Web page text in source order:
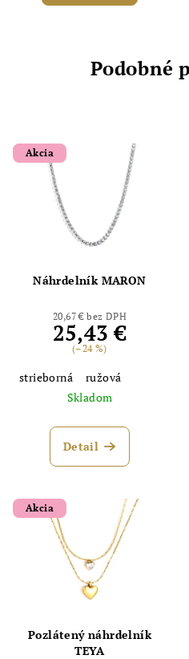
Podobné
Akcia
Náhrdelník MARON
20,67 € bez DPH
25,43 €
(–24 %)
strieborná
ružová
Skladom
Detail
Akcia
Pozlátený náhrdelník
TEYA